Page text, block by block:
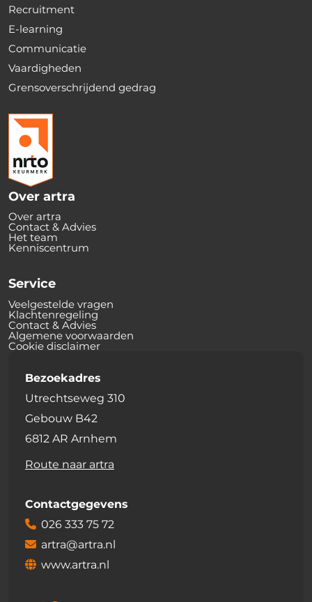
Recruitment
E-learning
Communicatie
Vaardigheden
Grensoverschrijdend gedrag
Over artra
Over artra
Contact & Advies
Het team
Kenniscentrum
Service
Veelgestelde vragen
Klachtenregeling
Contact & Advies
Algemene voorwaarden
Cookie disclaimer
Bezoekadres
Utrechtseweg 310
Gebouw B42
6812 AR Arnhem
Route naar artra
Contactgegevens
026 333 75 72
artra@artra.nl
www.artra.nl